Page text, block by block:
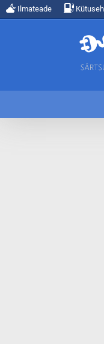
Ilmateade